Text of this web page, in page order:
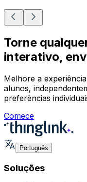
Torne
interativo,
Melhore a
alunos,
preferências
Comece
Português
Soluções